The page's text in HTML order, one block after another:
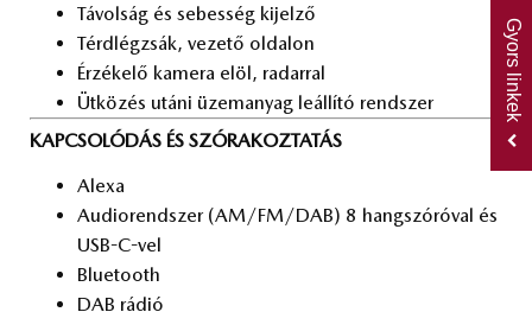
Gyors linkek
Tá­vol­ság és se­bes­ség ki­jel­ző
Térd­lég­zsák, ve­ze­tő ol­da­lon
Ér­zé­ke­lő ka­me­ra elöl, ra­dar­ral
Üt­kö­zés utá­ni üzem­anyag le­ál­lí­tó rend­szer
KAPCSOLÓDÁS ÉS SZÓRAKOZTATÁS
Ale­xa
Au­dio­rend­szer (AM/FM/DAB) 8 hang­szó­ró­val és
USB-C-vel
Blu­e­to­oth
DAB rá­dió